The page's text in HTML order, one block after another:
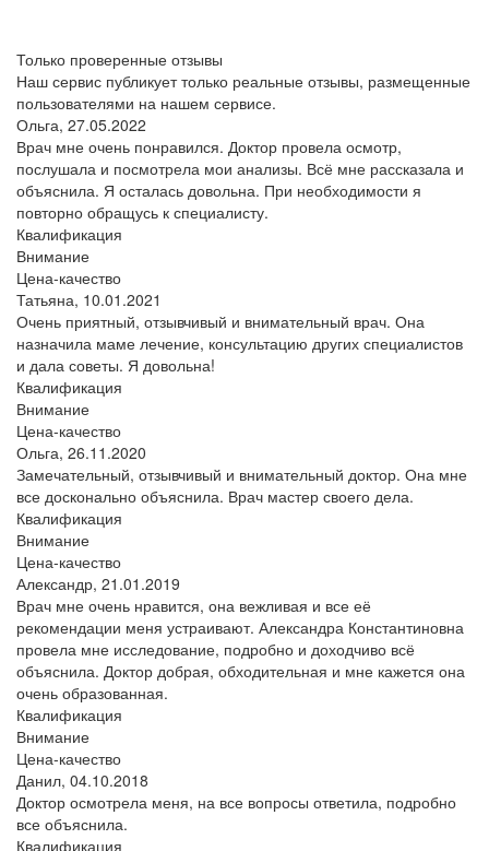
Только проверенные отзывы
Наш сервис публикует только реальные отзывы, размещенные
пользователями на нашем сервисе.
Ольга, 27.05.2022
Врач мне очень понравился. Доктор провела осмотр,
послушала и посмотрела мои анализы. Всё мне рассказала и
объяснила. Я осталась довольна. При необходимости я
повторно обращусь к специалисту.
Квалификация
Внимание
Цена-качество
Татьяна, 10.01.2021
Очень приятный, отзывчивый и внимательный врач. Она
назначила маме лечение, консультацию других специалистов
и дала советы. Я довольна!
Квалификация
Внимание
Цена-качество
Ольга, 26.11.2020
Замечательный, отзывчивый и внимательный доктор. Она мне
все досконально объяснила. Врач мастер своего дела.
Квалификация
Внимание
Цена-качество
Александр, 21.01.2019
Врач мне очень нравится, она вежливая и все её
рекомендации меня устраивают. Александра Константиновна
провела мне исследование, подробно и доходчиво всё
объяснила. Доктор добрая, обходительная и мне кажется она
очень образованная.
Квалификация
Внимание
Цена-качество
Данил, 04.10.2018
Доктор осмотрела меня, на все вопросы ответила, подробно
все объяснила.
Квалификация